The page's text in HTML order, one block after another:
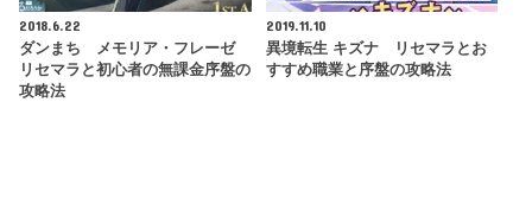
2018.6.22
ダンまち メモリア・フレーゼ
リセマラと初心者の無課金序盤の
攻略法
2019.11.10
異境転生 キズナ リセマラとお
すすめ職業と序盤の攻略法